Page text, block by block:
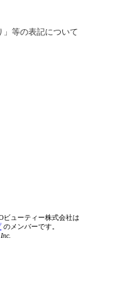
」等の表記について
ビューティー株式会社は
のメンバーです。